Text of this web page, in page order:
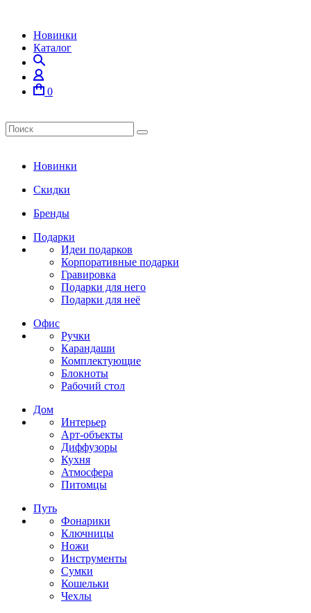
Новинки
Каталог
0
Новинки
Скидки
Бренды
Подарки
Идеи подарков
Корпоративные подарки
Гравировка
Подарки для него
Подарки для неё
Офис
Ручки
Карандаши
Комплектующие
Блокноты
Рабочий стол
Дом
Интерьер
Арт-объекты
Диффузоры
Кухня
Атмосфера
Питомцы
Путь
Фонарики
Ключницы
Ножи
Инструменты
Сумки
Кошельки
Чехлы